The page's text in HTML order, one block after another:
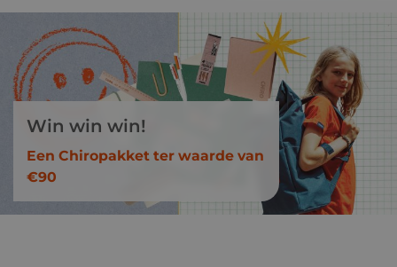
Win win win!
Een Chiropakket ter waarde van
€90